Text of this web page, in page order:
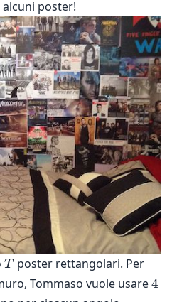
poster!
T
T poster rettangolari. Per
Tommaso vuole usare4
4